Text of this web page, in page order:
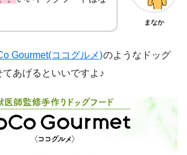
まなか
Gourmet(ココグルメ)のようなドッグ
あげるといいですよ♪